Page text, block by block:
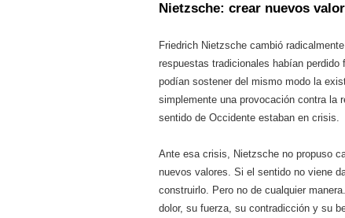
Nietzsche: crear nuevos
Friedrich Nietzsche cambió
respuestas tradicionales habían
podían sostener del mismo modo la
simplemente una provocación contra la
sentido de Occidente estaban en crisis.
Ante esa crisis, Nietzsche no propuso
nuevos valores. Si el sentido no viene
construirlo. Pero no de cualquier
dolor, su fuerza, su contradicción y su